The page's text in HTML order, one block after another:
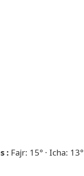
: Fajr: 15° · Icha: 13°